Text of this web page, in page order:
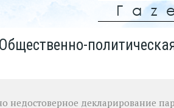
Общественно-
недостоверное декларирование